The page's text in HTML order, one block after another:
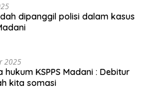
dipanggil polisi dalam kasus
2025
hukum KSPPS Madani : Debitur
kita somasi